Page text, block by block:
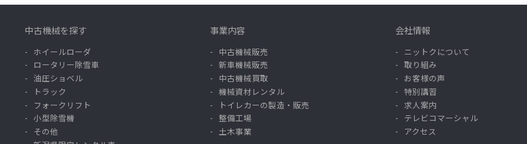
中古機械を探す
ホイールローダ
ロータリー除雪車
油圧ショベル
トラック
フォークリフト
小型除雪機
その他
事業内容
中古機械販売
新車機械販売
中古機械買取
機械資材レンタル
トイレカーの製造・販売
整備工場
土木事業
会社情報
ニットクについて
取り組み
お客様の声
特別講習
求人案内
テレビコマーシャル
アクセス